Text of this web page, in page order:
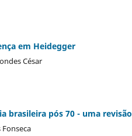
em Heidegger
César
brasileira pós 70 - uma revisão
Fonseca